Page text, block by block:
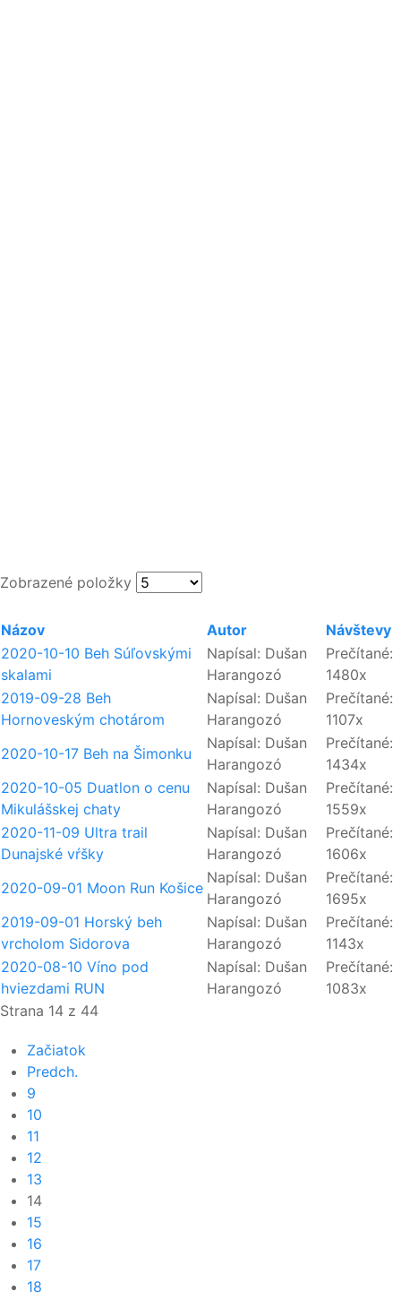
Zobrazené položky
Názov Autor
Návštevy
2020-10-10 Beh Súľovskými
skalami
Napísal: Dušan
Harangozó
Prečítané:
1480x
2019-09-28 Beh
Hornoveským chotárom
Napísal: Dušan
Harangozó
Prečítané:
1107x
2020-10-17 Beh na Šimonku
Napísal: Dušan
Harangozó
Prečítané:
1434x
2020-10-05 Duatlon o cenu
Mikulášskej chaty
Napísal: Dušan
Harangozó
Prečítané:
1559x
2020-11-09 Ultra trail
Dunajské vŕšky
Napísal: Dušan
Harangozó
Prečítané:
1606x
2020-09-01 Moon Run Košice
Napísal: Dušan
Harangozó
Prečítané:
1695x
2019-09-01 Horský beh
vrcholom Sidorova
Napísal: Dušan
Harangozó
Prečítané:
1143x
2020-08-10 Víno pod
hviezdami RUN
Napísal: Dušan
Harangozó
Prečítané:
1083x
Strana 14 z 44
Začiatok
Predch.
9
10
11
12
13
14
15
16
17
18